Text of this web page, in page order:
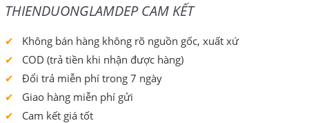
THIENDUONGLAMDEP CAM KẾT
Không bán hàng không rõ nguồn gốc, xuất xứ
COD (trả tiền khi nhận được hàng)
Đổi trả miễn phí trong 7 ngày
Giao hàng miễn phí gửi
Cam kết giá tốt